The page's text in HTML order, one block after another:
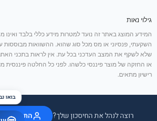
גילוי נאות
המידע המוצג באתר זה נועד למטרות מידע כללי בלבד ואינו
השקעתי, פנסיוני או מס מכל סוג שהוא. ההשוואות מבוססות על
שלא לשקף את המצב העדכני בכל עת. אין לראות בתכני
או החזקה של מוצר פיננסי כלשהו. לפני כל החלטה פיננסית
רישיון מתאים.
רוצה לנהל את החיסכון שלך? התחבר /
בואו